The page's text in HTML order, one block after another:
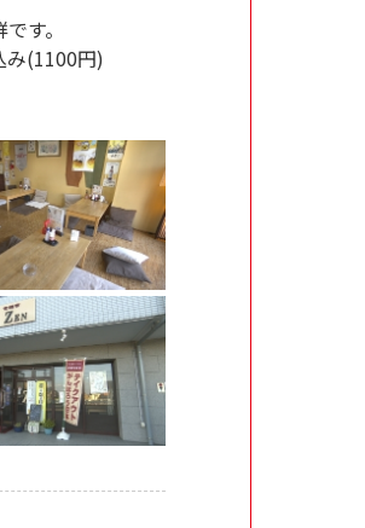
す。
み(1100円)